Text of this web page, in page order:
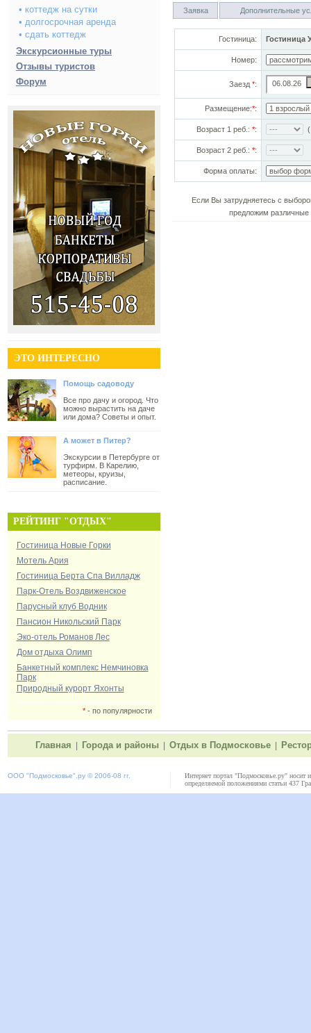
• коттедж на сутки
• долгосрочная аренда
• сдать коттедж
Экскурсионные туры
Отзывы туристов
Форум
ЭТО ИНТЕРЕСНО
Помощь садоводу
Все про дачу и огород. Что
можно вырастить на даче
или дома? Советы и опыт.
А может в Питер?
Экскурсии в Петербурге от
турфирм. В Карелию,
метеоры, круизы,
расписание.
РЕЙТИНГ "ОТДЫХ"
Гостиница Новые Горки
Мотель Ария
Гостиница Берта Спа Вилладж
Парк-Отель Воздвиженское
Парусный клуб Водник
Пансион Никольский Парк
Эко-отель Романов Лес
Дом отдыха Олимп
Банкетный комплекс Немчиновка
Парк
Природный курорт Яхонты
*- по популярности
Заявка Дополнительные
Гостиница: Гостиница
Номер:
Заезд *:
Размещение:*:
Возраст 1 реб.: *:
Возраст 2 реб.: *:
Форма оплаты:
Если Вы затрудняетесь с
предложим различные
Главная Города и районы Отдых в Подмосковье
ООО "Подмосковье" .ру © 2006-08 гг.
Интернет портал "Подмосковье.ру" носит
определяемой положениями статьи 437